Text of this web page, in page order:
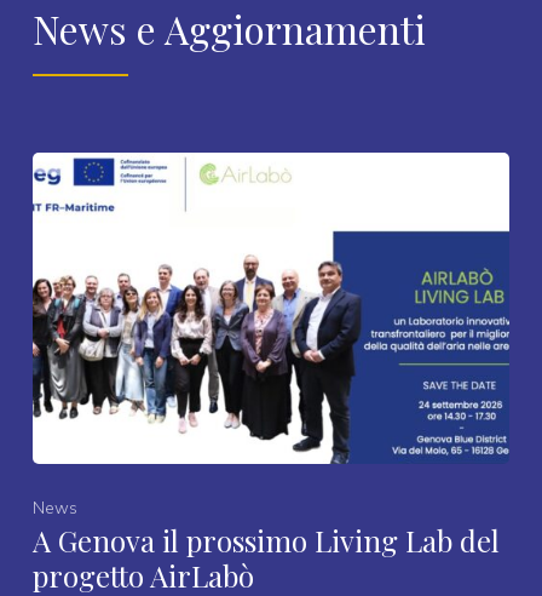
News e Aggiornamenti
News
A Genova il prossimo Living Lab del
progetto AirLabò